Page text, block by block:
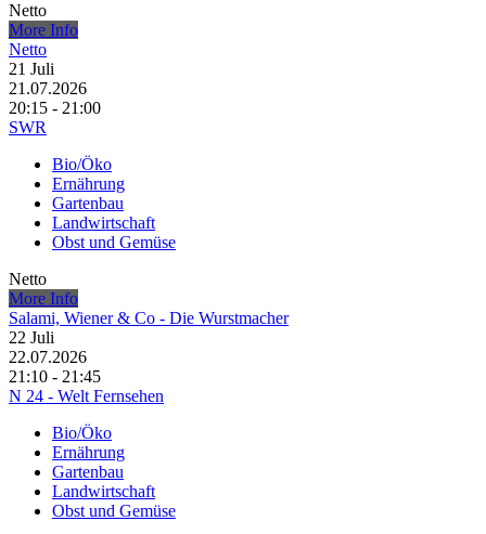
Netto
More Info
Netto
21 Juli
21.07.2026
20:15 - 21:00
SWR
Bio/Öko
Ernährung
Gartenbau
Landwirtschaft
Obst und Gemüse
Netto
More Info
Salami, Wiener & Co - Die Wurstmacher
22 Juli
22.07.2026
21:10 - 21:45
N 24 - Welt Fernsehen
Bio/Öko
Ernährung
Gartenbau
Landwirtschaft
Obst und Gemüse